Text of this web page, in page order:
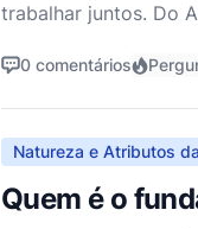
trabalhar juntos. Do
0 comentários
Natureza e Atributos
Quem é o